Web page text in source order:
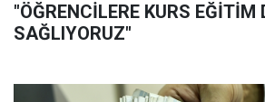
"ÖĞRENCİLERE KURS EĞİTİM
SAĞLIYORUZ"